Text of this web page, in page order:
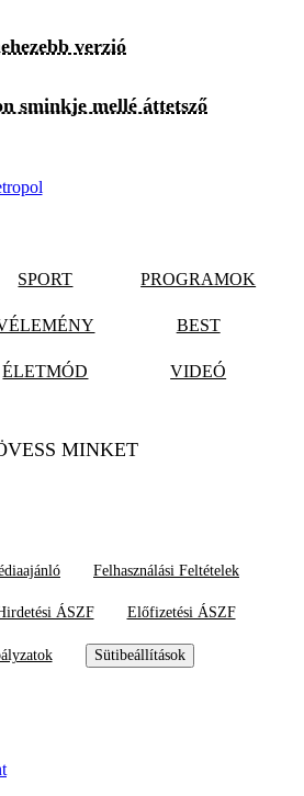
verzió
sminkje mellé áttetsző
SPORT PROGRAMOK
BEST
ÉLETMÓD VIDEÓ
MINKET
Felhasználási Feltételek
ÁSZF Előfizetési ÁSZF
Sütibeállítások